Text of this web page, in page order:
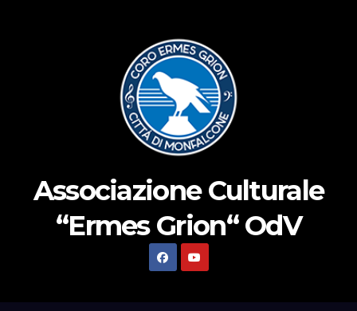
Associazione Culturale
“Ermes Grion“ OdV